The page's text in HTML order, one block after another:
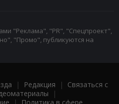
"Реклама", "PR", "Спецпроект",
"Промо", публикуются на
| Редакция | Связаться с
|